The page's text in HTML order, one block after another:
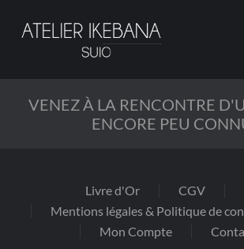
Passer
principal
VENEZ À LA RENCONTRE
ENCORE PEU
Livre d'Or CGV
Mentions légales & Politique de
Mon Compte